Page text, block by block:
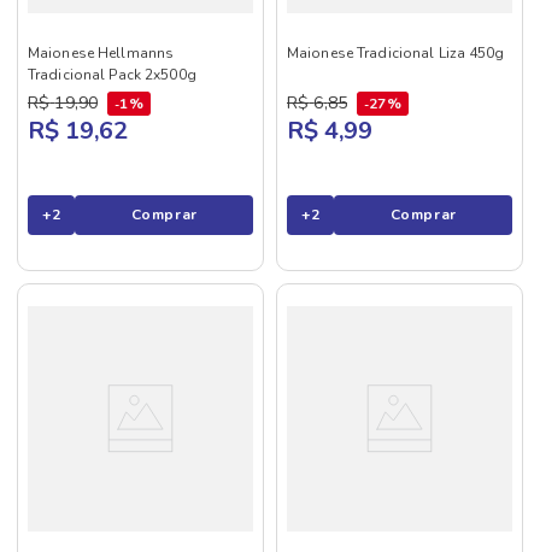
Maionese Hellmanns
Tradicional Pack 2x500g
R$ 19,90 1%
R$ 19,62
+2 Comprar
Maionese Tradicional Liza 450g
R$ 6,85 27%
R$ 4,99
+2 Comprar